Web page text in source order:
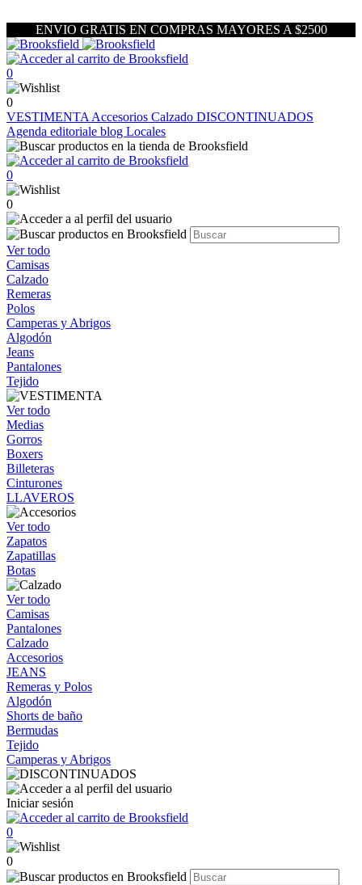
ENVIO GRATIS EN COMPRAS MAYORES A $2500
0
0
VESTIMENTA Accesorios Calzado DISCONTINUADOS
Agenda editoriale blog Locales
0
0
Ver todo
Camisas
Calzado
Remeras
Polos
Camperas y Abrigos
Algodón
Jeans
Pantalones
Tejido
Ver todo
Medias
Gorros
Boxers
Billeteras
Cinturones
LLAVEROS
Ver todo
Zapatos
Zapatillas
Botas
Ver todo
Camisas
Pantalones
Calzado
Accesorios
JEANS
Remeras y Polos
Algodón
Shorts de baño
Bermudas
Tejido
Camperas y Abrigos
Iniciar sesión
0
0